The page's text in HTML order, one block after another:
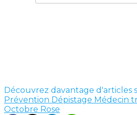
Découvrez davantage d'articles
Prévention Dépistage Médecin
Octobre Rose